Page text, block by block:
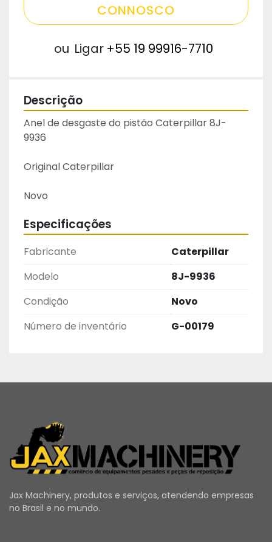
CONNOSCO
ou Ligar +55 19 99916-7710
Descrição
Anel de desgaste do pistão Caterpillar 8J-
9936
Original Caterpillar
Novo
Especificações
Fabricante
Caterpillar
Modelo
8J-9936
Condição
Novo
Número de inventário
G-00179
Jax Machinery, produtos e serviços, atendendo empresas
no Brasil e no mundo.